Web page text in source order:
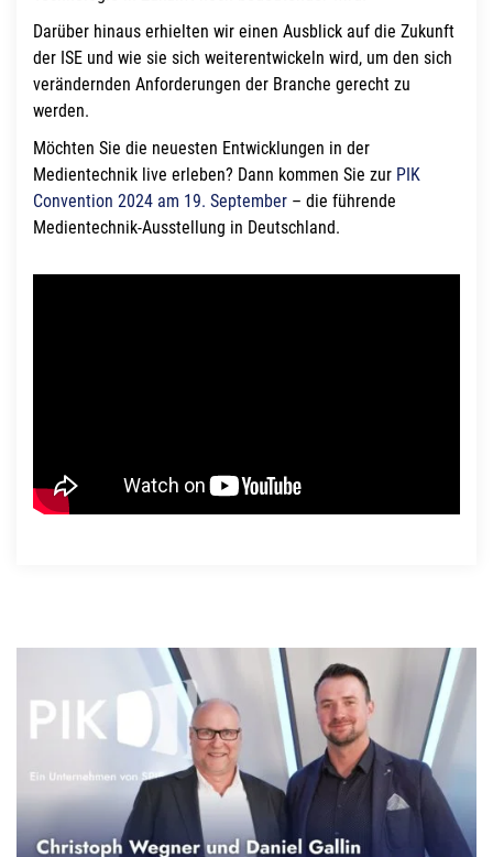
Darüber hinaus erhielten wir einen Ausblick auf die Zukunft
der ISE und wie sie sich weiterentwickeln wird, um den sich
verändernden Anforderungen der Branche gerecht zu
werden.
Möchten Sie die neuesten Entwicklungen in der
Medientechnik live erleben? Dann kommen Sie zur PIK
Convention 2024 am 19. September – die führende
Medientechnik-Ausstellung in Deutschland.